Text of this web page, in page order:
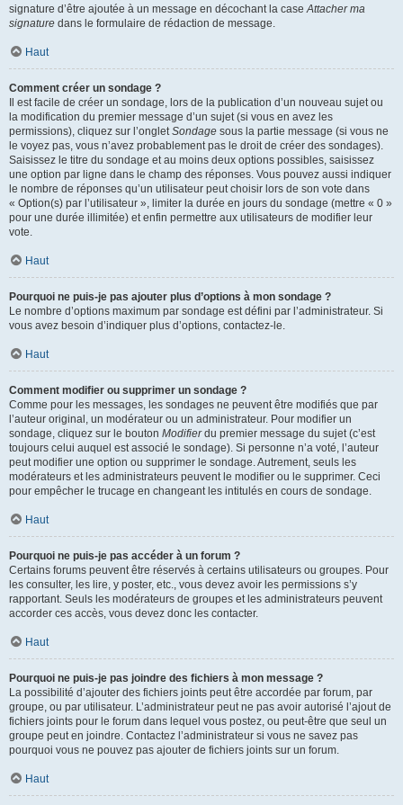
signature d’être ajoutée à un message en décochant la caseAttacher ma
signature dans le formulaire de rédaction de message.
Haut
Comment créer un sondage ?
Il est facile de créer un sondage, lors de la publication d’un nouveau sujet ou
la modification du premier message d’un sujet (si vous en avez les
permissions), cliquez sur l’ongletSondage sous la partie message (si vous ne
le voyez pas, vous n’avez probablement pas le droit de créer des sondages).
Saisissez le titre du sondage et au moins deux options possibles, saisissez
une option par ligne dans le champ des réponses. Vous pouvez aussi indiquer
le nombre de réponses qu’un utilisateur peut choisir lors de son vote dans
« Option(s) par l’utilisateur », limiter la durée en jours du sondage (mettre « 0 »
pour une durée illimitée) et enfin permettre aux utilisateurs de modifier leur
vote.
Haut
Pourquoi ne puis-je pas ajouter plus d’options à mon sondage ?
Le nombre d’options maximum par sondage est défini par l’administrateur. Si
vous avez besoin d’indiquer plus d’options, contactez-le.
Haut
Comment modifier ou supprimer un sondage ?
Comme pour les messages, les sondages ne peuvent être modifiés que par
l’auteur original, un modérateur ou un administrateur. Pour modifier un
sondage, cliquez sur le bouton Modifierdu premier message du sujet (c’est
toujours celui auquel est associé le sondage). Si personne n’a voté, l’auteur
peut modifier une option ou supprimer le sondage. Autrement, seuls les
modérateurs et les administrateurs peuvent le modifier ou le supprimer. Ceci
pour empêcher le trucage en changeant les intitulés en cours de sondage.
Haut
Pourquoi ne puis-je pas accéder à un forum ?
Certains forums peuvent être réservés à certains utilisateurs ou groupes. Pour
les consulter, les lire, y poster, etc., vous devez avoir les permissions s’y
rapportant. Seuls les modérateurs de groupes et les administrateurs peuvent
accorder ces accès, vous devez donc les contacter.
Haut
Pourquoi ne puis-je pas joindre des fichiers à mon message ?
La possibilité d’ajouter des fichiers joints peut être accordée par forum, par
groupe, ou par utilisateur. L’administrateur peut ne pas avoir autorisé l’ajout de
fichiers joints pour le forum dans lequel vous postez, ou peut-être que seul un
groupe peut en joindre. Contactez l’administrateur si vous ne savez pas
pourquoi vous ne pouvez pas ajouter de fichiers joints sur un forum.
Haut